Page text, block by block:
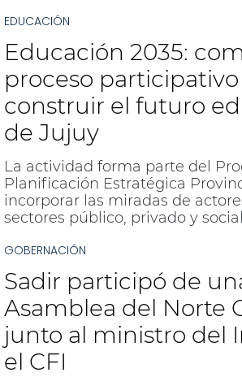
EDUCACIÓN
Educación 2035:
proceso
construir el futuro
de Jujuy
La actividad forma parte del
Planificación Estratégica
incorporar las miradas de
sectores público, privado y
el futuro de la provincia.
GOBERNACIÓN
Sadir participó de
Asamblea del Norte
junto al ministro del
el CFI